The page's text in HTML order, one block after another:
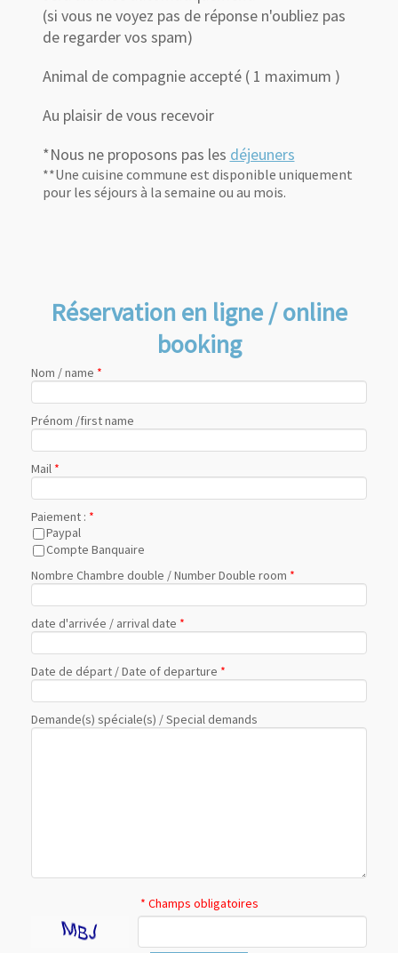
(si vous ne voyez pas de réponse n'oubliez pas
de regarder vos spam)
Animal de compagnie accepté ( 1 maximum )
Au plaisir de vous recevoir
*Nous ne proposons pas les déjeuners
**Une cuisine commune est disponible uniquement
pour les séjours à la semaine ou au mois.
Réservation en ligne / online
booking
Nom / name *
Prénom /first name
Mail *
Paiement : *
Paypal
Compte Banquaire
Nombre Chambre double / Number Double room *
date d'arrivée / arrival date *
Date de départ / Date of departure *
Demande(s) spéciale(s) / Special demands
* Champs obligatoires